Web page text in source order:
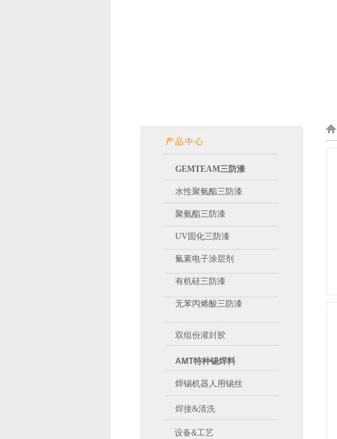
产品中心
GEMTEAM三防漆
水性聚氨酯三防漆
聚氨酯三防漆
UV固化三防漆
氟素电子涂层剂
有机硅三防漆
无苯丙烯酸三防漆
双组份灌封胶
AMT特种锡焊料
焊锡机器人用锡丝
焊接&清洗
设备&工艺